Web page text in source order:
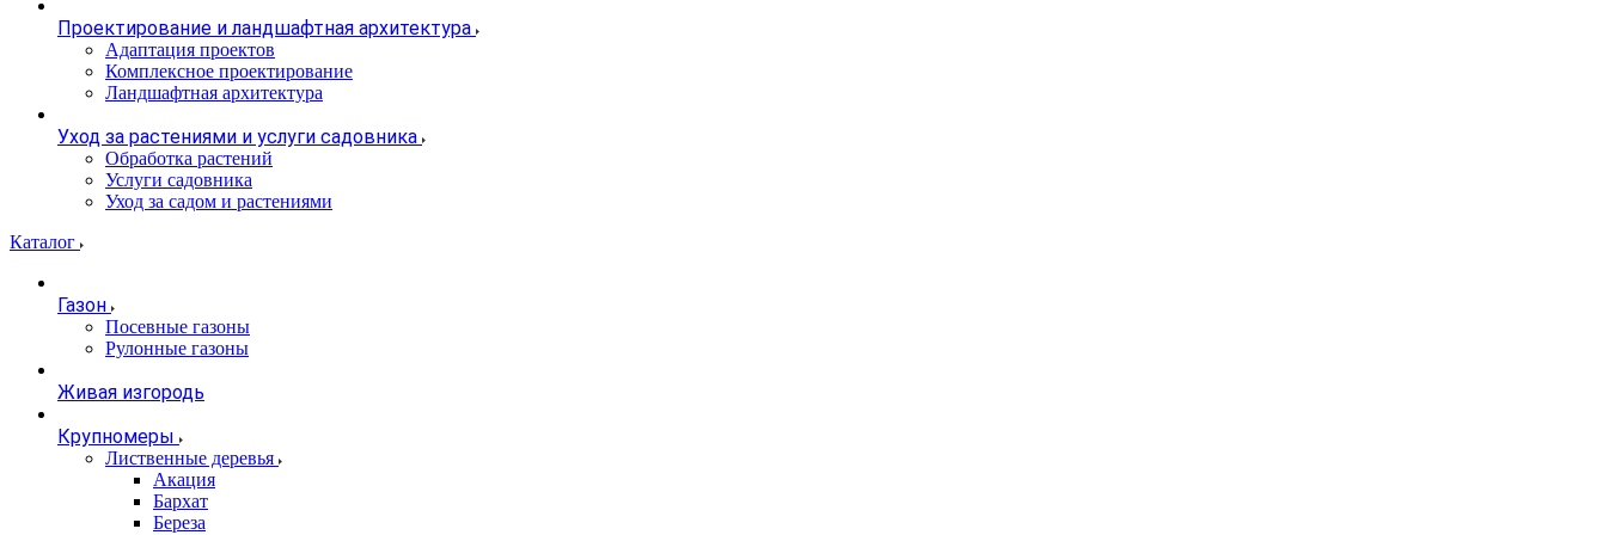
Проектирование и ландшафтная архитектура
Адаптация проектов
Комплексное проектирование
Ландшафтная архитектура
Уход за растениями и услуги садовника
Обработка растений
Услуги садовника
Уход за садом и растениями
Каталог
Газон
Посевные газоны
Рулонные газоны
Живая изгородь
Крупномеры
Лиственные деревья
Акация
Бархат
Береза